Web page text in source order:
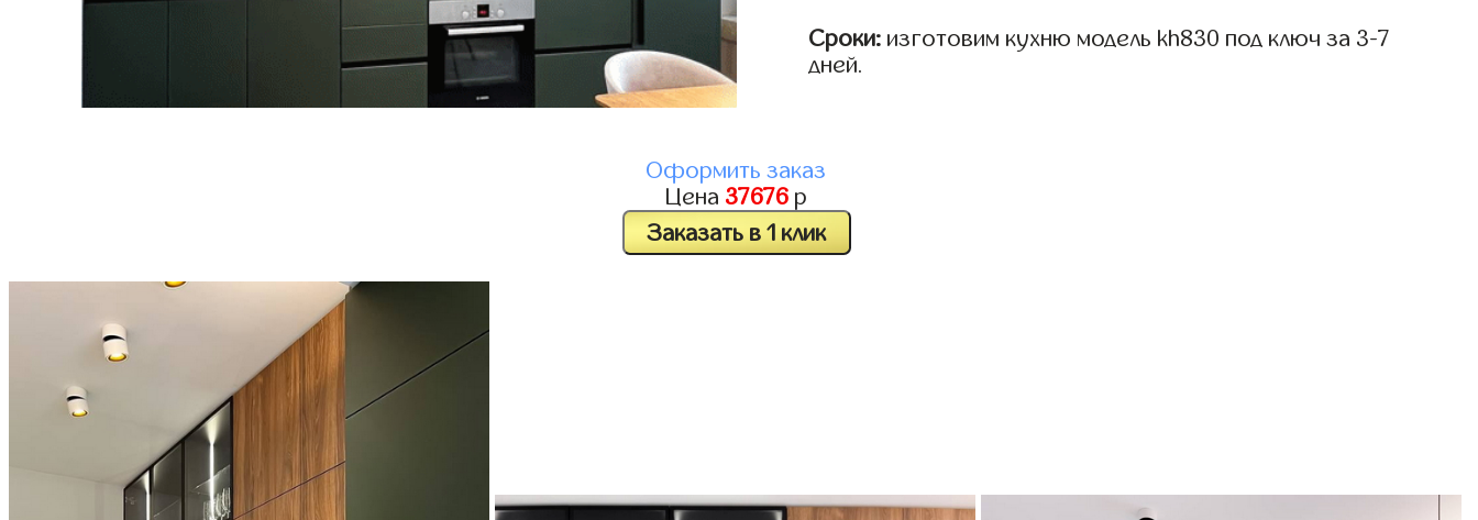
Сроки: изготовим кухню модель kh830 под ключ за 3-7
дней.
Оформить заказ
Цена 37676 р
Заказать в 1 клик